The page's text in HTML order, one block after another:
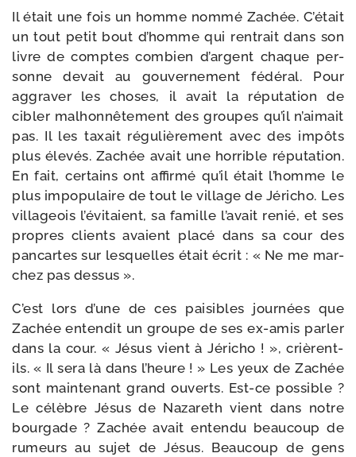
Il était une fois un homme nom­mé Zachée. C’était
un tout petit bout d’homme qui ren­trait dans son
livre de comptes com­bien d’argent chaque per­
sonne devait au gou­ver­ne­ment fédé­ral. Pour
aggra­ver les choses, il avait la répu­ta­tion de
cibler mal­hon­nê­te­ment des groupes qu’il n’ai­mait
pas. Il les taxait régu­liè­re­ment avec des impôts
plus éle­vés. Zachée avait une hor­rible répu­ta­tion.
En fait, cer­tains ont affir­mé qu’il était l’homme le
plus impo­pu­laire de tout le vil­lage de Jéricho. Les
vil­la­geois l’évitaient, sa famille l’a­vait renié, et ses
propres clients avaient pla­cé dans sa cour des
pan­cartes sur les­quelles était écrit : « Ne me mar­
chez pas dessus ».
C’est lors d’une de ces pai­sibles jour­nées que
Zachée enten­dit un groupe de ses ex-​amis par­ler
dans la cour. « Jésus vient à Jéricho ! », crièrent-​
ils. « Il sera là dans l’heure ! » Les yeux de Zachée
sont main­te­nant grand ouverts. Est-​ce pos­sible ?
Le célèbre Jésus de Nazareth vient dans notre
bour­gade ? Zachée avait enten­du beau­coup de
rumeurs au sujet de Jésus. Beaucoup de gens